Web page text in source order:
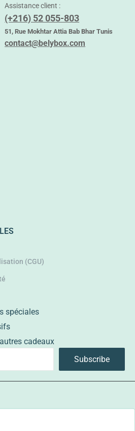
Assistance client :
(+216) 52 055-803
51, Rue Mokhtar Attia Bab Bhar Tunis
contact@belybox.com
(CGU)
spéciales
cadeaux
Subscribe